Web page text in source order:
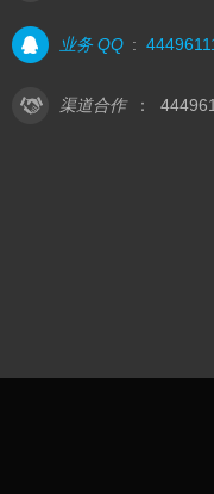
业务 QQ :
渠道合作 ：